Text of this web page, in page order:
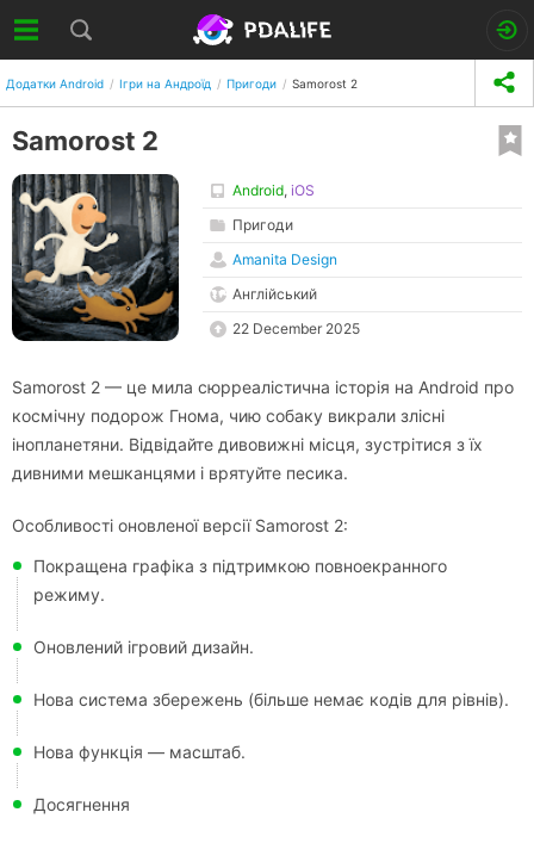
Додатки Android Ігри на Андроїд Пригоди Samorost 2
Samorost 2
Android, iOS
Пригоди
Amanita Design
Англійський
22 December 2025
Samorost 2 — це мила сюрреалістична історія на Android про
космічну подорож Гнома, чию собаку викрали злісні
інопланетяни. Відвідайте дивовижні місця, зустрітися з їх
дивними мешканцями і врятуйте песика.
Особливості оновленої версії Samorost 2:
Покращена графіка з підтримкою повноекранного
режиму.
Оновлений ігровий дизайн.
Нова система збережень (більше немає кодів для рівнів).
Нова функція — масштаб.
Досягнення